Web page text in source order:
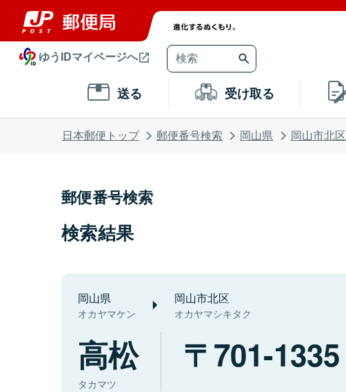
ゆうIDマイページへ
送る 受け取る
日本郵便トップ 郵便番号検索 岡山県 岡山市北区
郵便番号検索
検索結果
岡山県
オカヤマケン
岡山市北区
オカヤマシキタク
高松
タカマツ
701-1335